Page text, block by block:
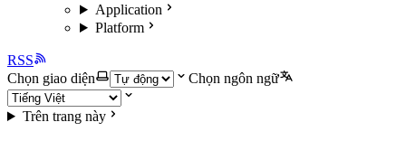
Application
Platform
RSS
Chọn giao diện
Chọn ngôn ngữ
Trên trang này